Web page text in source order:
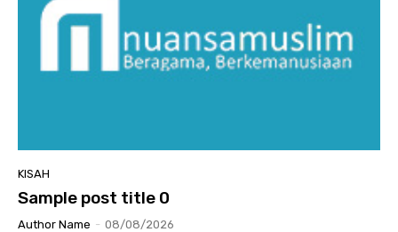
KISAH
Sample post title 0
Author Name - 08/08/2026